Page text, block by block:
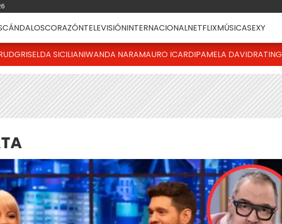
CORAZÓNTELEVISIÓNINTERNACIONALNETFLIXMÚSICASEXY
GRISELDA SICILIANIWANDA NARAMAURO ICARDIPAMELA DAVIDRATING